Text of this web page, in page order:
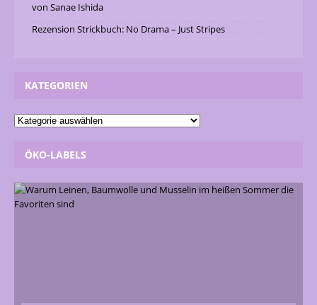
von Sanae Ishida
Rezension Strickbuch: No Drama – Just Stripes
KATEGORIEN
ÖKO-LABELS